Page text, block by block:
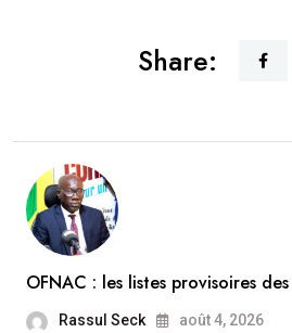
Share:
OFNAC : les listes provisoires
Rassul Seck août 4, 2026